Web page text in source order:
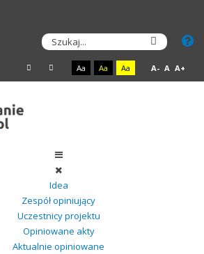
Aa Aa Aa A- A A+
Idea
Zespół opiniujący
Uczestnicy projektu
Opiniowane akty
Aktualnie opiniowane